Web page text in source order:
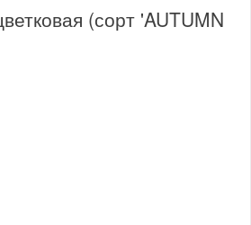
(сорт 'AUTUMN